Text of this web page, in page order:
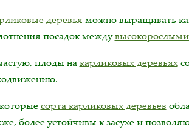
деревья можно выращивать
посадок между
плоды накарликовых деревьях
сорта карликовых деревьев
более устойчивы к засухе и